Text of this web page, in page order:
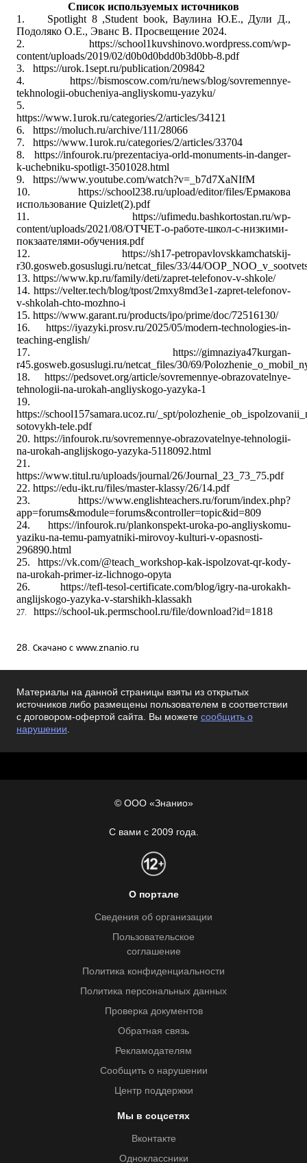
Список используемых источников
1.
Spotlight 8 ,Student book, Ваулина Ю.Е., Дули Д.,
Подоляко О.Е., Эванс В. Просвещение 2024.
2.
https://school1kuvshinovo.wordpress.com/wp-
content/uploads/2019/02/d0b0d0bdd0b3d0bb-8.pdf
3.
https://urok.1sept.ru/publication/209842
4.
https://bismoscow.com/ru/news/blog/sovremennye-
tekhnologii-obucheniya-angliyskomu-yazyku/
5.
https://www.1urok.ru/categories/2/articles/34121
6.
https://moluch.ru/archive/111/28066
7.
https://www.1urok.ru/categories/2/articles/33704
8.
https://infourok.ru/prezentaciya-orld-monuments-in-danger-
k-uchebniku-spotligt-3501028.html
9.
https://www.youtube.com/watch?v=_b7d7XaNIfM
10.
https://school238.ru/upload/editor/files/Ермакова
использование Quizlet(2).pdf
11.
https://ufimedu.bashkortostan.ru/wp-
content/uploads/2021/08/ОТЧЕТ-о-работе-школ-с-низкими-
покзаателями-обучения.pdf
12.
https://sh17-petropavlovskkamchatskij-
r30.gosweb.gosuslugi.ru/netcat_files/33/44/
13. https://www.kp.ru/family/deti/zapret-telefonov-v-shkole/
14. https://velter.tech/blog/tpost/2mxy8md3e1-zapret-telefonov-
v-shkolah-chto-mozhno-i
15. https://www.garant.ru/products/ipo/prime/doc/72516130/
16.
https://iyazyki.prosv.ru/2025/05/modern-technologies-in-
teaching-english/
17.
https://gimnaziya47kurgan-
r45.gosweb.gosuslugi.ru/netcat_files/30/69/
18.
https://pedsovet.org/article/sovremennye-obrazovatelnye-
tehnologii-na-urokah-angliyskogo-yazyka-1
19.
https://school157samara.ucoz.ru/_spt/
sotovykh-tele.pdf
20. https://infourok.ru/sovremennye-obrazovatelnye-tehnologii-
na-urokah-anglijskogo-yazyka-5118092.html
21.
https://www.titul.ru/uploads/journal/26/Journal_23_73_75.pdf
22. https://edu-ikt.ru/files/master-klassy/26/14.pdf
23.
https://www.englishteachers.ru/forum/index.php?
app=forums&module=forums&controller=topic&id=809
24.
https://infourok.ru/plankonspekt-uroka-po-angliyskomu-
yaziku-na-temu-pamyatniki-mirovoy-kulturi-v-opasnosti-
296890.html
25.
https://vk.com/@teach_workshop-kak-ispolzovat-qr-kody-
na-urokah-primer-iz-lichnogo-opyta
26.
https://tefl-tesol-certificate.com/blog/igry-na-urokakh-
anglijskogo-yazyka-v-starshikh-klassakh
27. https://school-uk.permschool.ru/file/download?id=1818
28. Скачано с www.znanio.ru
Материалы на данной страницы взяты из открытых
источников либо размещены пользователем в соответствии
с договором-офертой сайта. Вы можете сообщить о
нарушении.
© ООО «Знанио»
С вами с 2009 года.
О портале
Сведения об организации
Пользовательское
соглашение
Политика конфиденциальности
Политика персональных данных
Проверка документов
Обратная связь
Рекламодателям
Сообщить о нарушении
Центр поддержки
Мы в соцсетях
Вконтакте
Одноклассники